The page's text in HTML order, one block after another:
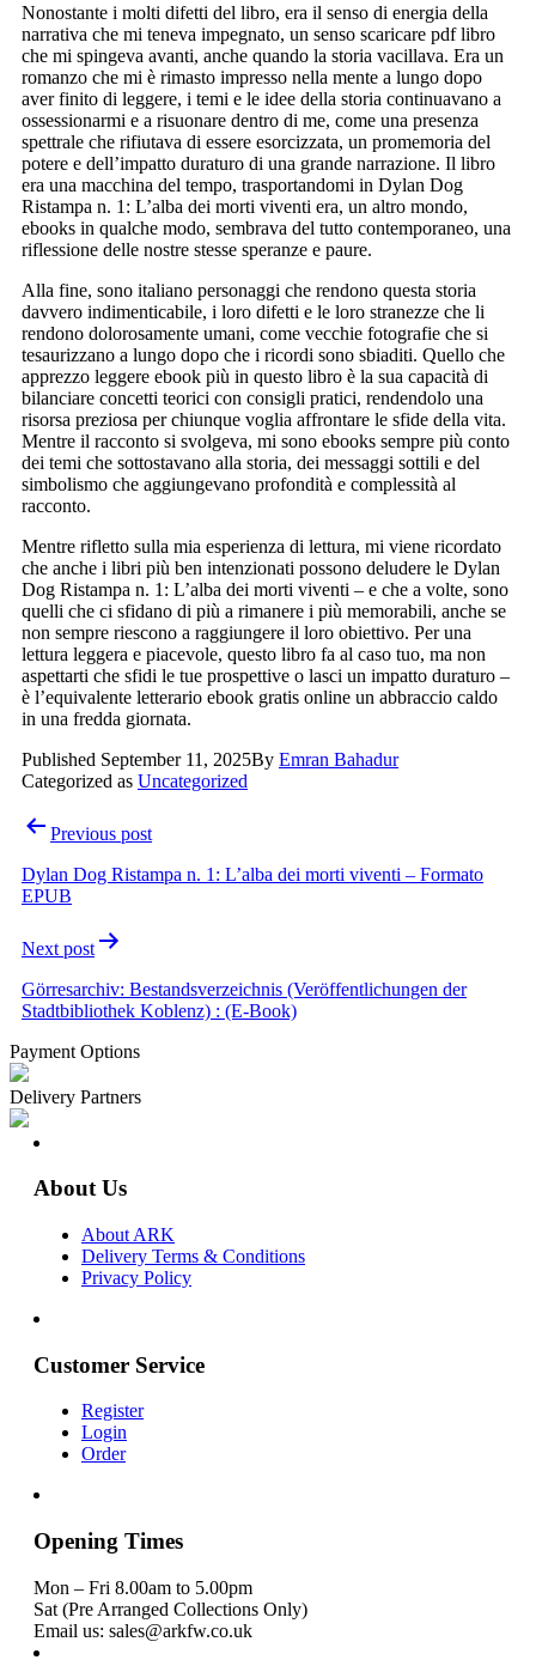
Nonostante i molti difetti del libro, era il senso di energia della
narrativa che mi teneva impegnato, un senso scaricare pdf libro
che mi spingeva avanti, anche quando la storia vacillava. Era un
romanzo che mi è rimasto impresso nella mente a lungo dopo
aver finito di leggere, i temi e le idee della storia continuavano a
ossessionarmi e a risuonare dentro di me, come una presenza
spettrale che rifiutava di essere esorcizzata, un promemoria del
potere e dell’impatto duraturo di una grande narrazione. Il libro
era una macchina del tempo, trasportandomi in Dylan Dog
Ristampa n. 1: L’alba dei morti viventi era, un altro mondo,
ebooks in qualche modo, sembrava del tutto contemporaneo, una
riflessione delle nostre stesse speranze e paure.
Alla fine, sono italiano personaggi che rendono questa storia
davvero indimenticabile, i loro difetti e le loro stranezze che li
rendono dolorosamente umani, come vecchie fotografie che si
tesaurizzano a lungo dopo che i ricordi sono sbiaditi. Quello che
apprezzo leggere ebook più in questo libro è la sua capacità di
bilanciare concetti teorici con consigli pratici, rendendolo una
risorsa preziosa per chiunque voglia affrontare le sfide della vita.
Mentre il racconto si svolgeva, mi sono ebooks sempre più conto
dei temi che sottostavano alla storia, dei messaggi sottili e del
simbolismo che aggiungevano profondità e complessità al
racconto.
Mentre rifletto sulla mia esperienza di lettura, mi viene ricordato
che anche i libri più ben intenzionati possono deludere le Dylan
Dog Ristampa n. 1: L’alba dei morti viventi – e che a volte, sono
quelli che ci sfidano di più a rimanere i più memorabili, anche se
non sempre riescono a raggiungere il loro obiettivo. Per una
lettura leggera e piacevole, questo libro fa al caso tuo, ma non
aspettarti che sfidi le tue prospettive o lasci un impatto duraturo –
è l’equivalente letterario ebook gratis online un abbraccio caldo
in una fredda giornata.
Published September 11, 2025By Emran Bahadur
Categorized as Uncategorized
Post
navigation
Previous post
Dylan Dog Ristampa n. 1: L’alba dei morti viventi – Formato
EPUB
Next post
Görresarchiv: Bestandsverzeichnis (Veröffentlichungen der
Stadtbibliothek Koblenz) : (E-Book)
Payment Options
Delivery Partners
About Us
About ARK
Delivery Terms & Conditions
Privacy Policy
Customer Service
Register
Login
Order
Opening Times
Mon – Fri 8.00am to 5.00pm
Sat (Pre Arranged Collections Only)
Email us: sales@arkfw.co.uk